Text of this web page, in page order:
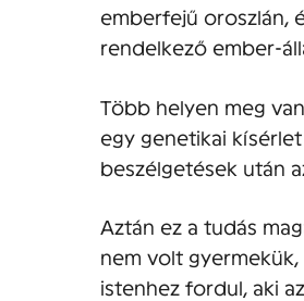
emberfejű oroszlán,
rendelkező ember-
Több helyen meg
egy genetikai
beszélgetések után
Aztán ez a tudás
nem volt
istenhez fordul, aki